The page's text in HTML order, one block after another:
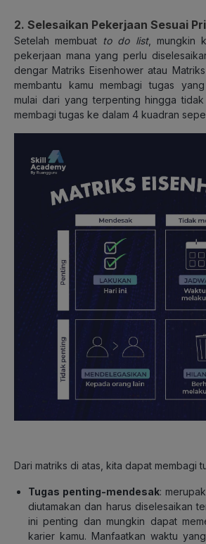
2. Selesaikan Pekerjaan Sesuai
Setelah membuat to do list, mungkin
pekerjaan mana yang perlu
dengar Matriks Eisenhower atau
membantu kamu membagi tugas
mulai dari yang terpenting hingga
membagi tugas ke dalam 4 kuadran
Dari matriks di atas, kita dapat membagi
Tugas penting-mendesak:
diutamakan dan harus diselesaikan
ini penting dan mungkin dapat
karier kamu. Manfaatkan waktu